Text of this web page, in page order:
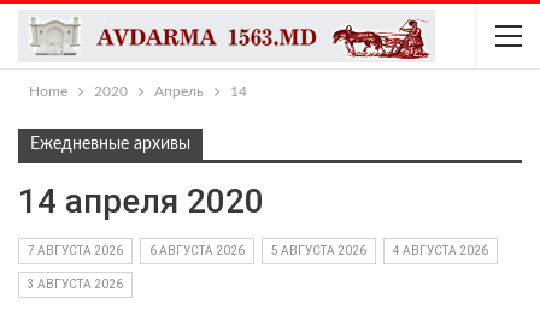
Home 2020 Апрель 14
Ежедневные архивы
14 апреля 2020
7 АВГУСТА 2026 6 АВГУСТА 2026 5 АВГУСТА 2026 4 АВГУСТА 2026
3 АВГУСТА 2026